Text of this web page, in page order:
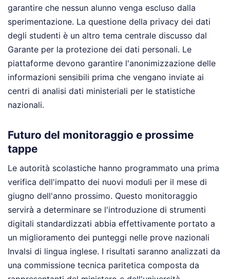
garantire che nessun alunno venga escluso dalla
sperimentazione. La questione della privacy dei dati
degli studenti è un altro tema centrale discusso dal
Garante per la protezione dei dati personali. Le
piattaforme devono garantire l'anonimizzazione delle
informazioni sensibili prima che vengano inviate ai
centri di analisi dati ministeriali per le statistiche
nazionali.
Futuro del monitoraggio e prossime
tappe
Le autorità scolastiche hanno programmato una prima
verifica dell'impatto dei nuovi moduli per il mese di
giugno dell'anno prossimo. Questo monitoraggio
servirà a determinare se l'introduzione di strumenti
digitali standardizzati abbia effettivamente portato a
un miglioramento dei punteggi nelle prove nazionali
Invalsi di lingua inglese. I risultati saranno analizzati da
una commissione tecnica paritetica composta da